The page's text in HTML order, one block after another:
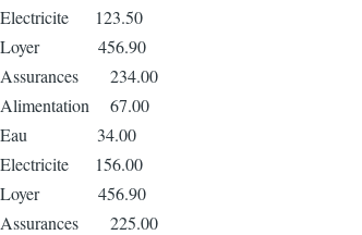
Electricite 123.50
Loyer 456.90
Assurances 234.00
Alimentation 67.00
Eau 34.00
Electricite 156.00
Loyer 456.90
Assurances 225.00